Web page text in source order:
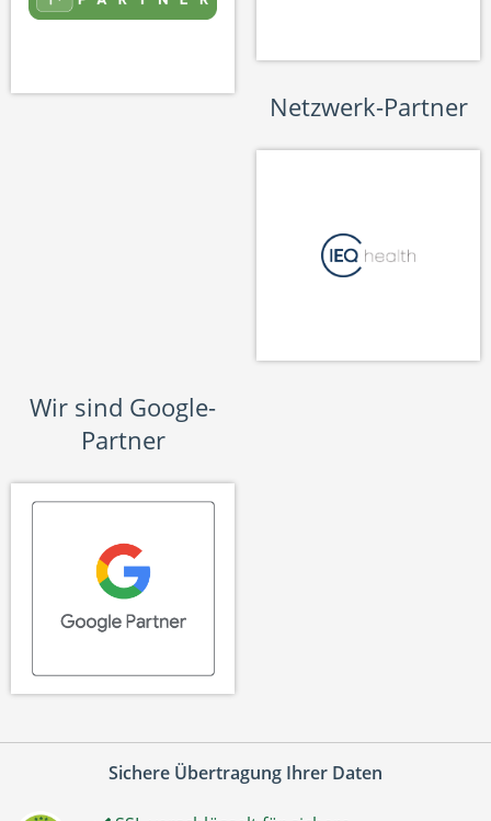
Netzwerk-Partner
Wir sind Google-
Partner
Sichere Übertragung Ihrer Daten